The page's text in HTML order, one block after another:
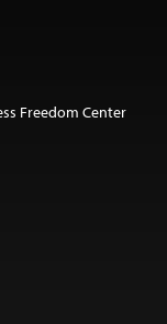
Freedom Center